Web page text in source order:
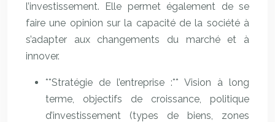
l’investissement. Elle permet également de se
faire une opinion sur la capacité de la société à
s’adapter aux changements du marché et à
innover.
**Stratégie de l’entreprise :** Vision à long
terme, objectifs de croissance, politique
d’investissement (types de biens, zones